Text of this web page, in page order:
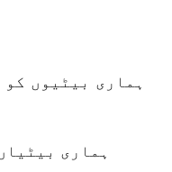
ہماری بیٹیوں
ہماری